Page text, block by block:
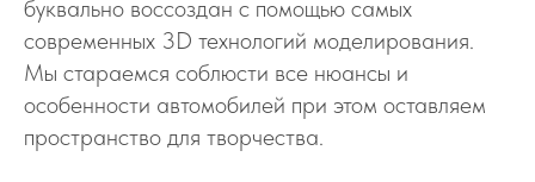
буквально воссоздан с помощью самых
современных 3D технологий моделирования.
Мы стараемся соблюсти все нюансы и
особенности автомобилей при этом оставляем
пространство для творчества.